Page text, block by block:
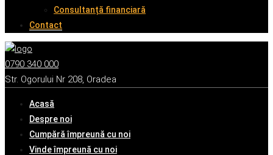
Consultanță financiară
Contact
0790 340 000
Str. Ogorului Nr 208, Oradea
Acasă
Despre noi
Cumpără împreună cu noi
Vinde împreună cu noi